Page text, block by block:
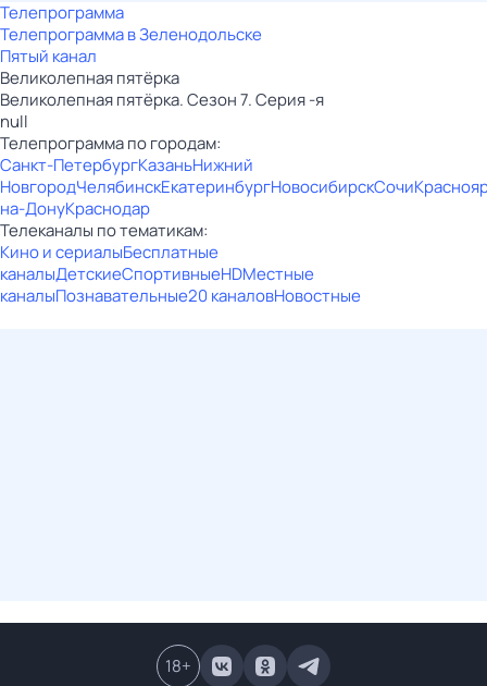
Телепрограмма
Телепрограмма в Зеленодольске
Пятый канал
Великолепная пятёрка
Великолепная пятёрка. Сезон 7. Серия -я
null
Телепрограмма по городам:
Санкт-ПетербургКазаньНижний
НовгородЧелябинскЕкатеринбургНовосибирскСочи
на-ДонуКраснодар
Телеканалы по тематикам:
Кино и сериалыБесплатные
каналыДетскиеСпортивныеHDМестные
каналыПознавательные20 каналовНовостные
18+